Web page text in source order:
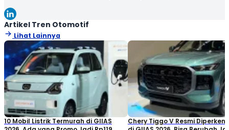
informatif, menarik, dan mudah dipahami oleh pembaca.
Artikel Tren Otomotif
Lihat Lainnya
10 Mobil Listrik Termurah di GIIAS
Chery Tiggo V Resmi